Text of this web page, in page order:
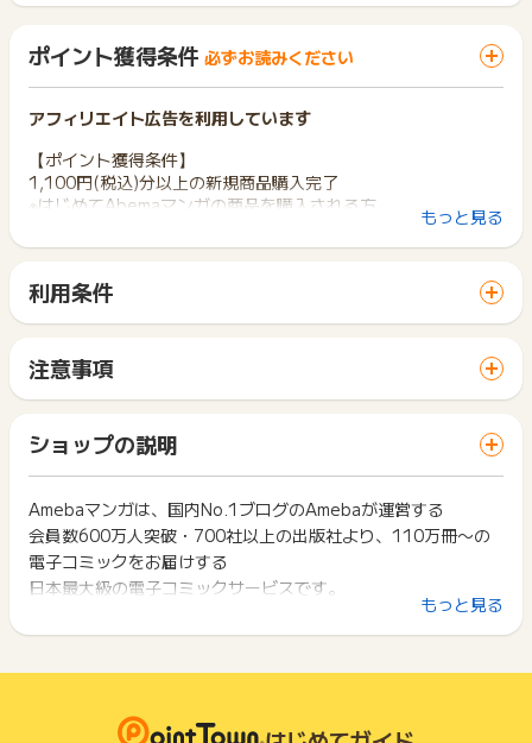
ポイント獲得条件 必ずお読みください
アフィリエイト広告を利用しています
【ポイント獲得条件】
1,100円(税込)分以上の新規商品購入完了
※はじめてAbemaマンガの商品を購入される方
※一度の決済金額が1,100円(税込)以上の場合（ポイントやクー
※既存会員でも新規購入であれば対象
※月額プラン加入での購入
※2回目以降の購入の場合
※1,100円(税込)未満の購入（ポイントやクーポンを利用し1,10
0円(税込)未満で決済した場合も含む）
※不備・不正・虚偽・重複・いたずら・キャンセル・未入金
※その他お申込内容に不備がある場合
【お問い合わせ必要情報】
・お問い合わせ内容
・識別子
・広告ID、広告名
・申込者氏名
・注文完了メール
※ポイントに関するお問い合わせは、
もっと見る
利用条件
サイトに移動してからお申し込みやお買い物が完了するまでの
間に、同じブラウザ（※）で他のサイトに移動した場合はポイン
ト獲得ができません。
「 ショッピングでポイントGET 」ボタンを押した時とサービ
ス・お買い物利用時で、デバイス・ブラウザが異なる場合はポ
イント獲得ができません。
2回以上同じお買い物・サービスをご利用される場合は、毎回
ポイントタウンに戻り、「 ショッピングでポイントGET 」ボ
タンを押してからご利用ください。
下記の事項に該当する場合、広告主側で対象外とみなし、「獲
い物を複数回ご利用された場合
て一度でも同サービス・お買い物を利用されたことがある場合
ご利用前には、Cookieの削除をおこなっていただくことを推奨
注意事項
一部のサービスにつきましては、1商品につき10円単位の金額
は切り捨てとなります。
ポイント獲得が1ポイント未満のものは切り捨てとなり、ポイ
ント履歴には記載されません。
原則として広告主側のポイント等を利用して支払われた金額分
につきましては、ポイントタウンのポイント獲得の対象には含
まれません。
広告主が運営しているサービスの都合もしくは会員様の都合で
商品の交換や一部でもキャンセルされた場合、ポイントが無効
になる可能性もございます。
条件を達成しているかどうかは各広告主ではなく、代理店が行
ショップの説明
Amebaマンガは、国内No.1ブログのAmebaが運営する
会員数600万人突破・700社以上の出版社より、110万冊〜の
電子コミックをお届けする
日本最大級の電子コミックサービスです。
■お得すぎる推しポイント！
(2)月額プランに加入すれば、最大で購入金額の20%分が増
もっと見る